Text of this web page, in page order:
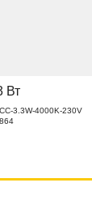
Вт
3.3W-4000K-230V